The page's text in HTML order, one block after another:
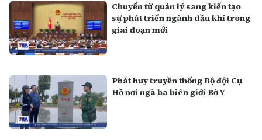
Chuyển từ quản lý sang kiến tạo
sự phát triển ngành dầu khí trong
giai đoạn mới
Phát huy truyền thống Bộ đội Cụ
Hồ nơi ngã ba biên giới Bờ Y